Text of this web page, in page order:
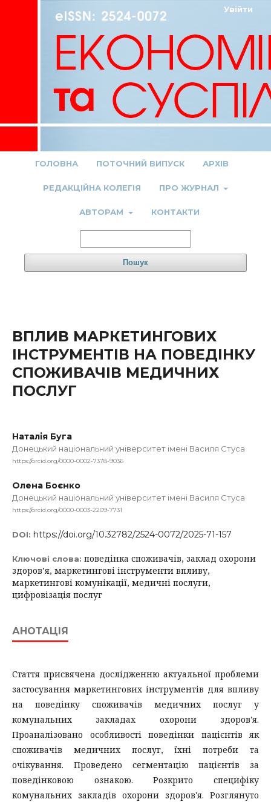
ГОЛОВНА ПОТОЧНИЙ ВИПУСК АРХІВ
РЕДАКЦІЙНА КОЛЕГІЯ ПРО ЖУРНАЛ
АВТОРАМ КОНТАКТИ
Пошук
Увійти
ВПЛИВ МАРКЕТИНГОВИХ
ІНСТРУМЕНТІВ НА ПОВЕДІНКУ
СПОЖИВАЧІВ МЕДИЧНИХ
ПОСЛУГ
Наталія Буга
Донецький національний університет імені Василя Стуса
https://orcid.org/0000-0002-7378-9036
Олена Боєнко
Донецький національний університет імені Василя Стуса
https://orcid.org/0000-0003-2209-7731
DOI: https://doi.org/10.32782/2524-0072/2025-71-157
Ключові слова: поведінка споживачів, заклад охорони
здоров’я, маркетингові інструменти впливу,
маркетингові комунікації, медичні послуги,
цифровізація послуг
АНОТАЦІЯ
Стаття присвячена дослідженню актуальної проблеми
застосування маркетингових інструментів для впливу
на поведінку споживачів медичних послуг у
комунальних закладах охорони здоров'я.
Проаналізовано особливості поведінки пацієнтів як
споживачів медичних послуг, їхні потреби та
очікування. Проведено сегментацію пацієнтів за
поведінковою ознакою. Розкрито специфіку
комунальних закладів охорони здоров'я. Розглянуто